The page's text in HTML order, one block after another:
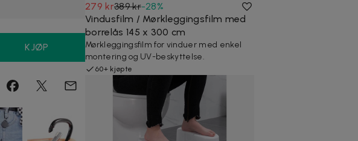
KJØP
279 kr389 kr-28%
Vindusfilm / Mørkleggingsfilm med
borrelås 145 x 300 cm
Mørkleggingsfilm for vinduer med enkel
montering og UV-beskyttelse.
60+ kjøpte